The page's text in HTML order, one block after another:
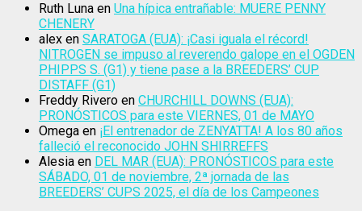
Ruth Luna en Una hípica entrañable: MUERE PENNY
CHENERY
alex en SARATOGA (EUA): ¡Casi iguala el récord!
NITROGEN se impuso al reverendo galope en el OGDEN
PHIPPS S. (G1) y tiene pase a la BREEDERS’ CUP
DISTAFF (G1)
Freddy Rivero en CHURCHILL DOWNS (EUA):
PRONÓSTICOS para este VIERNES, 01 de MAYO
Omega en ¡El entrenador de ZENYATTA! A los 80 años
falleció el reconocido JOHN SHIRREFFS
Alesia en DEL MAR (EUA): PRONÓSTICOS para este
SÁBADO, 01 de noviembre, 2ª jornada de las
BREEDERS’ CUPS 2025, el día de los Campeones